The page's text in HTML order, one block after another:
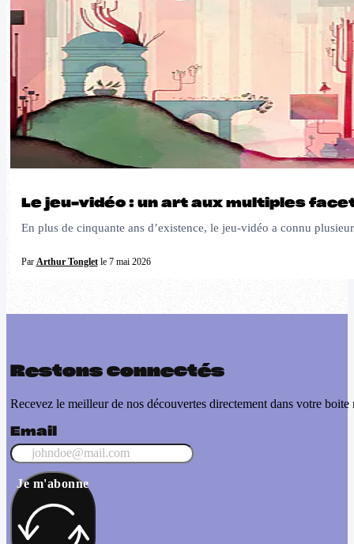
Le jeu-vidéo : un art aux multiples
En plus de cinquante ans d’existence, le jeu-vidéo a connu
Par Arthur Tongletle 7 mai 2026
Restons connectés
Recevez le meilleur de nos découvertes directement dans votre boite
Email
Je m'abonne